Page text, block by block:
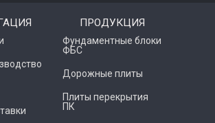
ПРОДУКЦИЯ
Фундаментные блоки
ФБС
Дорожные плиты
Плиты перекрытия
ПК